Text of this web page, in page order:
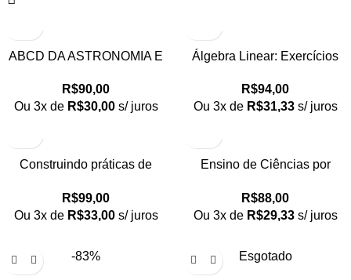
ABCD DA ASTRONOMIA E
R$90,00
Ou 3x de R$30,00 s/ juros
Álgebra Linear: Exercícios
R$94,00
Ou 3x de R$31,33 s/ juros
Construindo práticas de
Ciências e Biologia
R$99,00
Ou 3x de R$33,00 s/ juros
Ensino de Ciências por
Práticas a Partir de Diferentes
Aportes Teóricos
R$88,00
Ou 3x de R$29,33 s/ juros
-83% Esgotado